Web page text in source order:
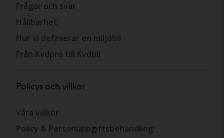
Frågor och svar
Hållbarhet
Hur vi definierar en miljöbil
Från Kvdpro till Kvdbil
Policys och villkor
Våra villkor
Policy & Personuppgiftsbehandling